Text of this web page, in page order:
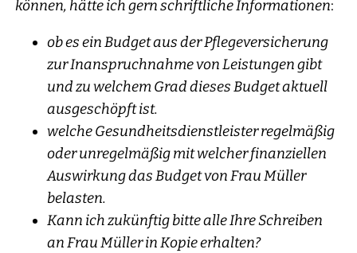
können, hätte ich gern schriftliche Informationen:
ob es ein Budget aus der Pflegeversicherung
zur Inanspruchnahme von Leistungen gibt
und zu welchem Grad dieses Budget aktuell
ausgeschöpft ist.
welche Gesundheitsdienstleister regelmäßig
oder unregelmäßig mit welcher finanziellen
Auswirkung das Budget von Frau Müller
belasten.
Kann ich zukünftig bitte alle Ihre Schreiben
an Frau Müller in Kopie erhalten?